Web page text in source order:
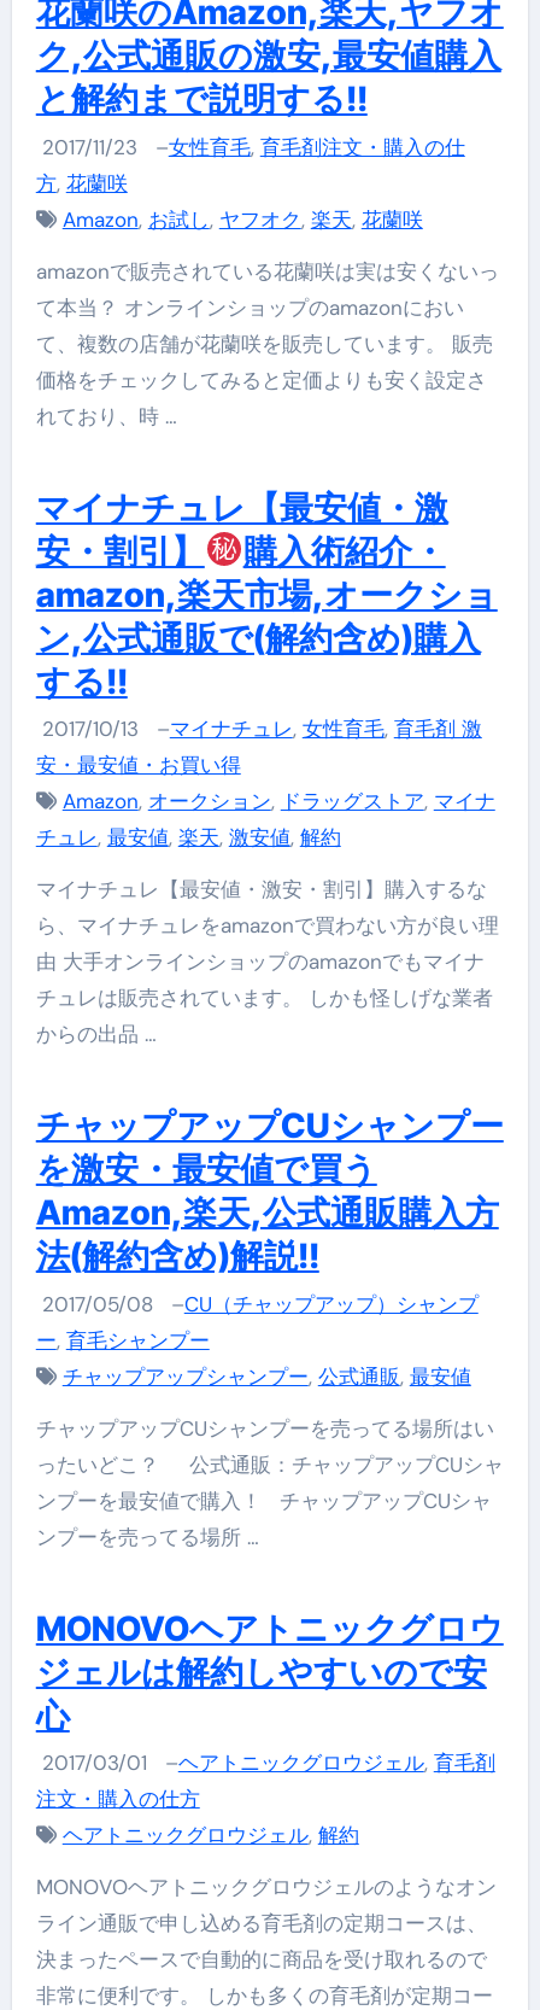
花蘭咲のAmazon,楽天,ヤフオ
ク,公式通販の激安,最安値購入
と解約まで説明する!!
2017/11/23 –女性育毛, 育毛剤注文・購入の仕
方, 花蘭咲
Amazon, お試し, ヤフオク, 楽天, 花蘭咲
amazonで販売されている花蘭咲は実は安くないっ
て本当？ オンラインショップのamazonにおい
て、複数の店舗が花蘭咲を販売しています。 販売
価格をチェックしてみると定価よりも安く設定さ
れており、時 …
マイナチュレ【最安値・激
安・割引】
購入術紹介・
amazon,楽天市場,オークショ
ン,公式通販で(解約含め)購入
する!!
2017/10/13 –マイナチュレ, 女性育毛, 育毛剤 激
安・最安値・お買い得
Amazon, オークション, ドラッグストア, マイナ
チュレ, 最安値, 楽天, 激安値, 解約
マイナチュレ【最安値・激安・割引】購入するな
ら、マイナチュレをamazonで買わない方が良い理
由 大手オンラインショップのamazonでもマイナ
チュレは販売されています。 しかも怪しげな業者
からの出品 …
チャップアップCUシャンプー
を激安・最安値で買う
Amazon,楽天,公式通販購入方
法(解約含め)解説!!
2017/05/08 –CU（チャップアップ）シャンプ
ー, 育毛シャンプー
チャップアップシャンプー, 公式通販, 最安値
チャップアップCUシャンプーを売ってる場所はい
ったいどこ？ 公式通販：チャップアップCUシャ
ンプーを最安値で購入！ チャップアップCUシャ
ンプーを売ってる場所 …
MONOVOヘアトニックグロウ
ジェルは解約しやすいので安
心
2017/03/01 –ヘアトニックグロウジェル, 育毛剤
注文・購入の仕方
ヘアトニックグロウジェル, 解約
MONOVOヘアトニックグロウジェルのようなオン
ライン通販で申し込める育毛剤の定期コースは、
決まったペースで自動的に商品を受け取れるので
非常に便利です。 しかも多くの育毛剤が定期コー